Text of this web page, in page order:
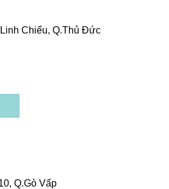
Chiểu, Q.Thủ Đức
Q.Gò Vấp